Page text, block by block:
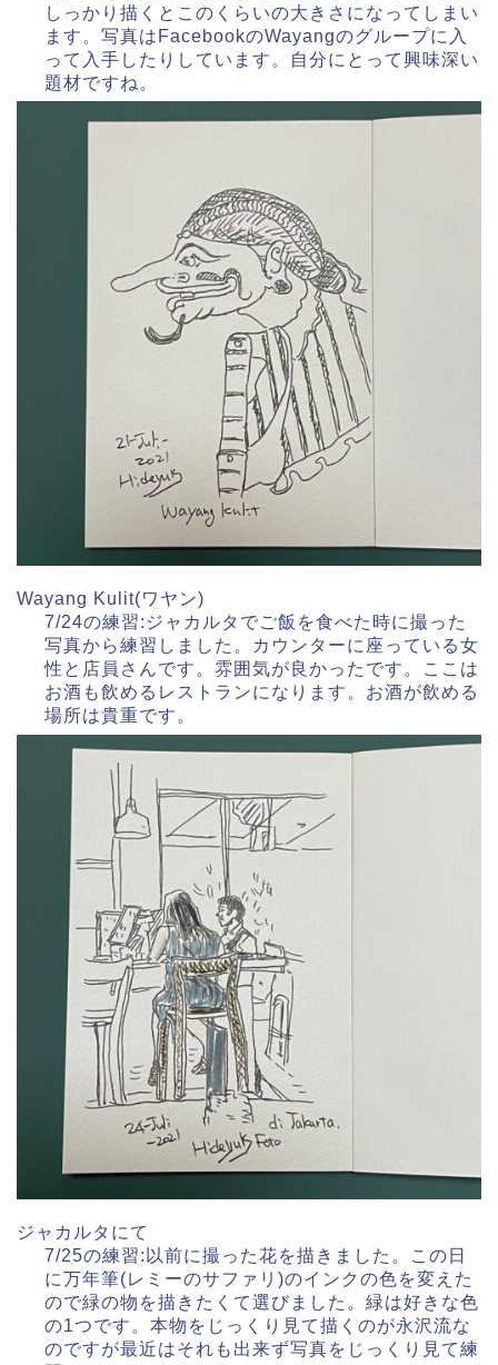
しっかり描くとこのくらいの大きさになってしまい
ます。写真はFacebookのWayangのグループに入
って入手したりしています。自分にとって興味深い
題材ですね。
Wayang Kulit(ワヤン)
7/24の練習:ジャカルタでご飯を食べた時に撮った
写真から練習しました。カウンターに座っている女
性と店員さんです。雰囲気が良かったです。ここは
お酒も飲めるレストランになります。お酒が飲める
場所は貴重です。
ジャカルタにて
7/25の練習:以前に撮った花を描きました。この日
に万年筆(レミーのサファリ)のインクの色を変えた
ので緑の物を描きたくて選びました。緑は好きな色
の1つです。本物をじっくり見て描くのが永沢流な
のですが最近はそれも出来ず写真をじっくり見て練